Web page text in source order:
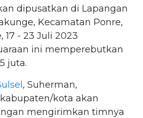
dipusatkan di Lapangan
Kecamatan Ponre,
17 - 23 Juli 2023
ini memperebutkan
juta.
, Suherman,
kota akan
mengirimkan timnya